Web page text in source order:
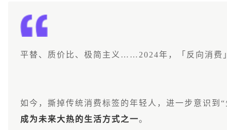
平替、质价比、极简主义……2024年，「反向消费
如今，撕掉传统消费标签的年轻人，进一步意识到
成为未来大热的生活方式之一。